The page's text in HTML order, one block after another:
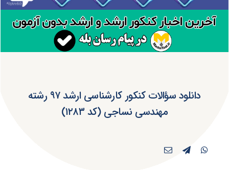
دانلود سؤالات کنکور کارشناسی ارشد ۹۷ رشته
مهندسی نساجی (کد ۱۲۸۳)